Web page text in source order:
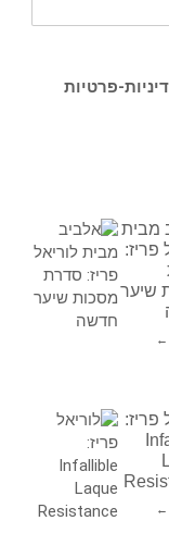
פרטיות
מבית
פריז:
שיער
←
פריז:
←